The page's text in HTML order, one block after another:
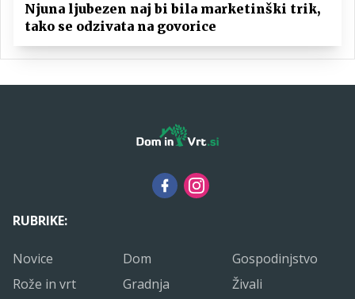
Njuna ljubezen naj bi bila marketinški trik,
tako se odzivata na govorice
RUBRIKE:
Novice Dom
Gospodinjstvo
Rože in vrt
Gradnja
Živali